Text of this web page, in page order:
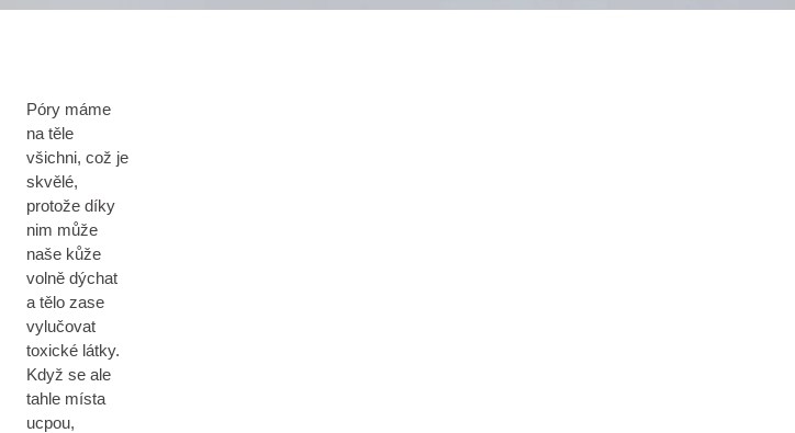
Póry máme
na těle
všichni, což je
skvělé,
protože díky
nim může
naše kůže
volně dýchat
a tělo zase
vylučovat
toxické látky.
Když se ale
tahle místa
ucpou,